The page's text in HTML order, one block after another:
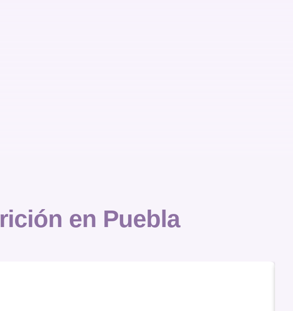
en Puebla